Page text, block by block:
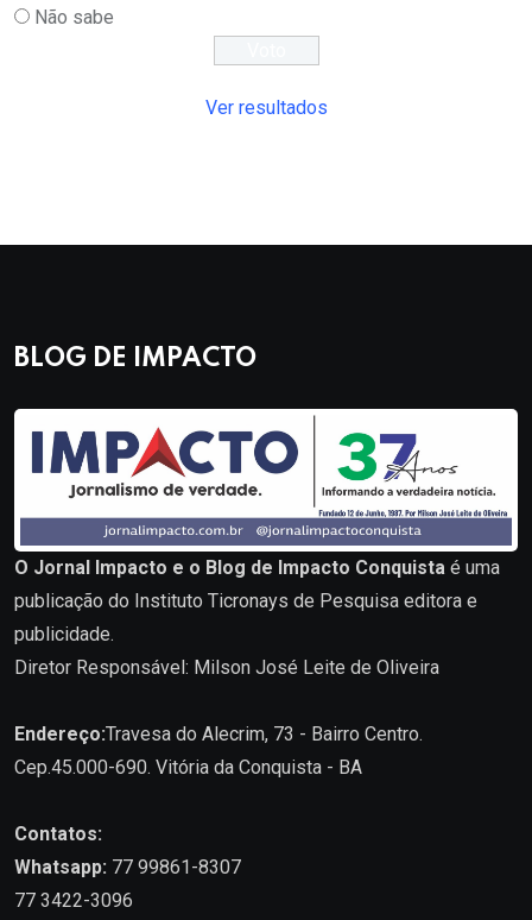
Não sabe
Ver resultados
BLOG DE IMPACTO
O Jornal Impacto e o Blog de Impacto Conquista é uma
publicação do Instituto Ticronays de Pesquisa editora e
publicidade.
Diretor Responsável: Milson José Leite de Oliveira
Endereço:Travesa do Alecrim, 73 - Bairro Centro.
Cep.45.000-690. Vitória da Conquista - BA
Contatos:
Whatsapp: 77 99861-8307
77 3422-3096